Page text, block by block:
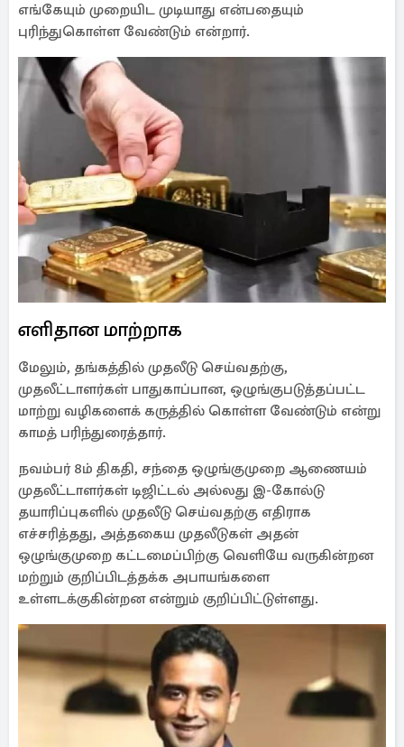
எங்கேயும் முறையிட முடியாது என்பதையும்
புரிந்துகொள்ள வேண்டும் என்றார்.
எளிதான மாற்றாக
மேலும், தங்கத்தில் முதலீடு செய்வதற்கு,
முதலீட்டாளர்கள் பாதுகாப்பான, ஒழுங்குபடுத்தப்பட்ட
மாற்று வழிகளைக் கருத்தில் கொள்ள வேண்டும் என்று
காமத் பரிந்துரைத்தார்.
நவம்பர் 8ம் திகதி, சந்தை ஒழுங்குமுறை ஆணையம்
முதலீட்டாளர்கள் டிஜிட்டல் அல்லது இ-கோல்டு
தயாரிப்புகளில் முதலீடு செய்வதற்கு எதிராக
எச்சரித்தது, அத்தகைய முதலீடுகள் அதன்
ஒழுங்குமுறை கட்டமைப்பிற்கு வெளியே வருகின்றன
மற்றும் குறிப்பிடத்தக்க அபாயங்களை
உள்ளடக்குகின்றன என்றும் குறிப்பிட்டுள்ளது.